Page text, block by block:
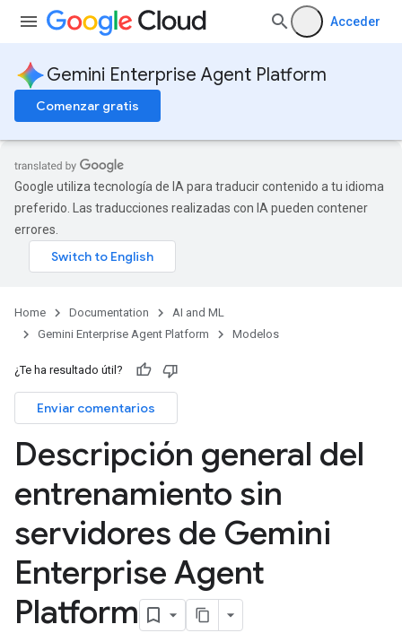
Acceder
Gemini Enterprise Agent Platform
Comenzar gratis
Google utiliza tecnología de IA para traducir contenido a tu idioma
preferido. Las traducciones realizadas con IA pueden contener
errores.
Home Documentation
AI and ML
Gemini Enterprise Agent Platform
Modelos
¿Te ha resultado útil?
Enviar comentarios
Descripción general del
entrenamiento sin
servidores de Gemini
Enterprise Agent
Platform